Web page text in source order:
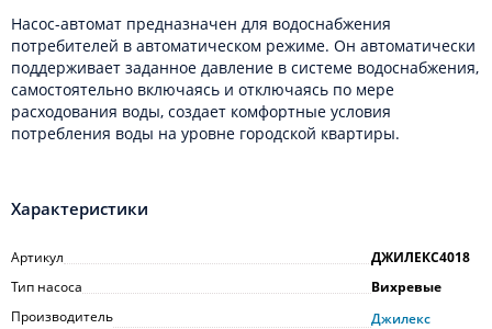
Насос-автомат предназначен для водоснабжения
потребителей в автоматическом режиме. Он автоматически
поддерживает заданное давление в системе водоснабжения,
самостоятельно включаясь и отключаясь по мере
расходования воды, создает комфортные условия
потребления воды на уровне городской квартиры.
Характеристики
Артикул
ДЖИЛЕКС4018
Тип насоса
Вихревые
Производитель
Джилекс